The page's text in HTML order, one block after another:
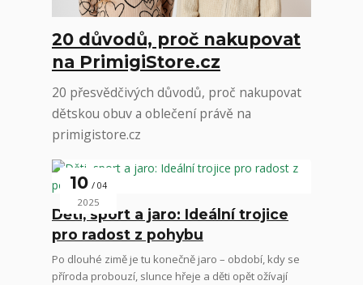
20 důvodů, proč nakupovat
na PrimigiStore.cz
20 přesvědčivých důvodů, proč nakupovat
dětskou obuv a oblečení právě na
primigistore.cz
10 04
2025
Děti, sport a jaro: Ideální trojice
pro radost z pohybu
Po dlouhé zimě je tu konečně jaro – období, kdy se
příroda probouzí, slunce hřeje a děti opět ožívají